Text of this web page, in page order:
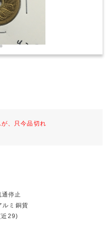
、只今品切れ
停止
ルミ銅貨
近29)